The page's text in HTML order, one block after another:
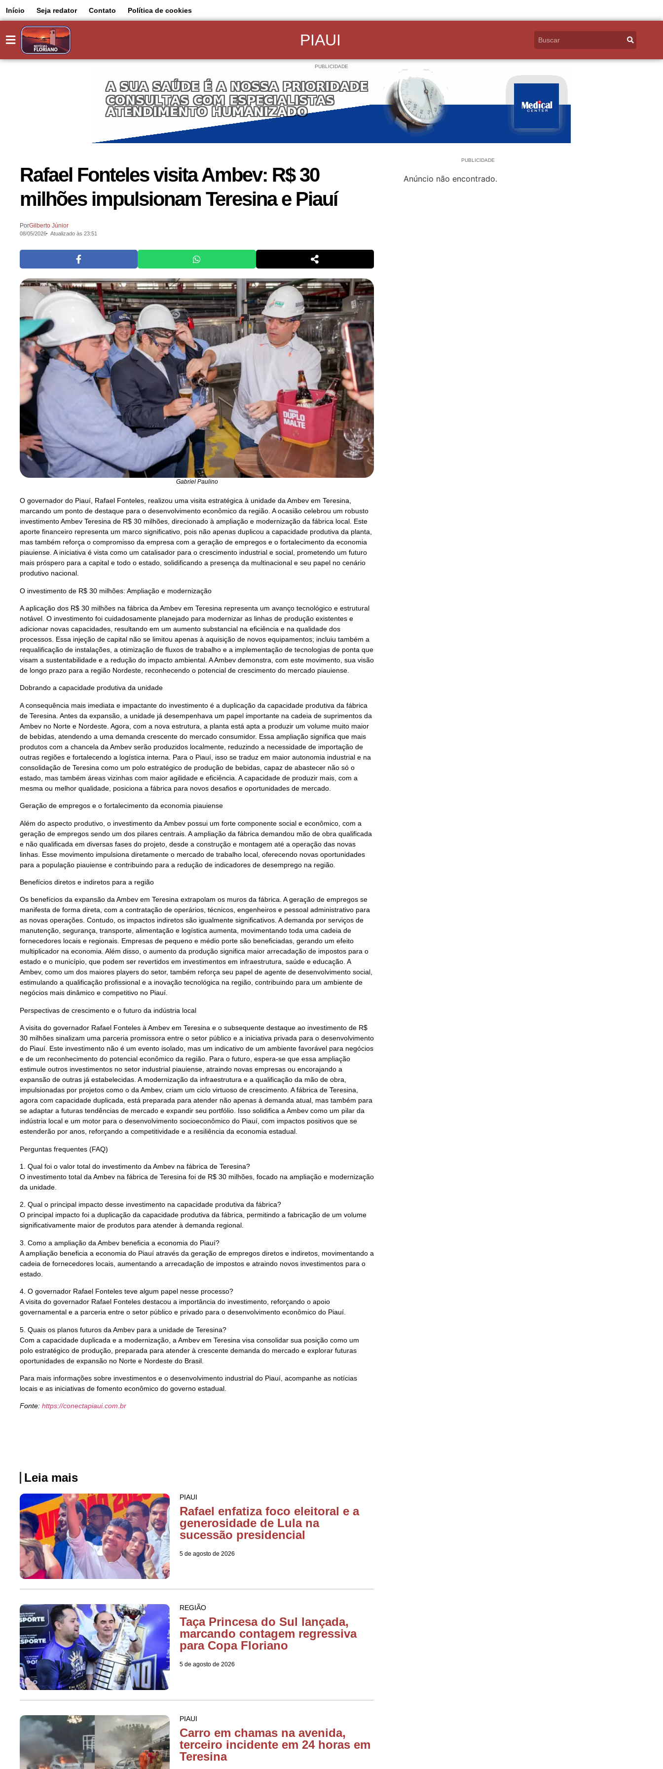
Início Seja redator Contato Política de cookies
PIAUI
PUBLICIDADE
Rafael Fonteles visita Ambev: R$ 30
milhões impulsionam Teresina e Piauí
PorGilberto Júnior
08/05/2026 Atualizado às 23:51
Gabriel Paulino
O governador do Piauí, Rafael Fonteles, realizou uma visita estratégica à unidade da Ambev em Teresina,
marcando um ponto de destaque para o desenvolvimento econômico da região. A ocasião celebrou um robusto
investimento Ambev Teresina de R$ 30 milhões, direcionado à ampliação e modernização da fábrica local. Este
aporte financeiro representa um marco significativo, pois não apenas duplicou a capacidade produtiva da planta,
mas também reforça o compromisso da empresa com a geração de empregos e o fortalecimento da economia
piauiense. A iniciativa é vista como um catalisador para o crescimento industrial e social, prometendo um futuro
mais próspero para a capital e todo o estado, solidificando a presença da multinacional e seu papel no cenário
produtivo nacional.
O investimento de R$ 30 milhões: Ampliação e modernização
A aplicação dos R$ 30 milhões na fábrica da Ambev em Teresina representa um avanço tecnológico e estrutural
notável. O investimento foi cuidadosamente planejado para modernizar as linhas de produção existentes e
adicionar novas capacidades, resultando em um aumento substancial na eficiência e na qualidade dos
processos. Essa injeção de capital não se limitou apenas à aquisição de novos equipamentos; incluiu também a
requalificação de instalações, a otimização de fluxos de trabalho e a implementação de tecnologias de ponta que
visam a sustentabilidade e a redução do impacto ambiental. A Ambev demonstra, com este movimento, sua visão
de longo prazo para a região Nordeste, reconhecendo o potencial de crescimento do mercado piauiense.
Dobrando a capacidade produtiva da unidade
A consequência mais imediata e impactante do investimento é a duplicação da capacidade produtiva da fábrica
de Teresina. Antes da expansão, a unidade já desempenhava um papel importante na cadeia de suprimentos da
Ambev no Norte e Nordeste. Agora, com a nova estrutura, a planta está apta a produzir um volume muito maior
de bebidas, atendendo a uma demanda crescente do mercado consumidor. Essa ampliação significa que mais
produtos com a chancela da Ambev serão produzidos localmente, reduzindo a necessidade de importação de
outras regiões e fortalecendo a logística interna. Para o Piauí, isso se traduz em maior autonomia industrial e na
consolidação de Teresina como um polo estratégico de produção de bebidas, capaz de abastecer não só o
estado, mas também áreas vizinhas com maior agilidade e eficiência. A capacidade de produzir mais, com a
mesma ou melhor qualidade, posiciona a fábrica para novos desafios e oportunidades de mercado.
Geração de empregos e o fortalecimento da economia piauiense
Além do aspecto produtivo, o investimento da Ambev possui um forte componente social e econômico, com a
geração de empregos sendo um dos pilares centrais. A ampliação da fábrica demandou mão de obra qualificada
e não qualificada em diversas fases do projeto, desde a construção e montagem até a operação das novas
linhas. Esse movimento impulsiona diretamente o mercado de trabalho local, oferecendo novas oportunidades
para a população piauiense e contribuindo para a redução de indicadores de desemprego na região.
Benefícios diretos e indiretos para a região
Os benefícios da expansão da Ambev em Teresina extrapolam os muros da fábrica. A geração de empregos se
manifesta de forma direta, com a contratação de operários, técnicos, engenheiros e pessoal administrativo para
as novas operações. Contudo, os impactos indiretos são igualmente significativos. A demanda por serviços de
manutenção, segurança, transporte, alimentação e logística aumenta, movimentando toda uma cadeia de
fornecedores locais e regionais. Empresas de pequeno e médio porte são beneficiadas, gerando um efeito
multiplicador na economia. Além disso, o aumento da produção significa maior arrecadação de impostos para o
estado e o município, que podem ser revertidos em investimentos em infraestrutura, saúde e educação. A
Ambev, como um dos maiores players do setor, também reforça seu papel de agente de desenvolvimento social,
estimulando a qualificação profissional e a inovação tecnológica na região, contribuindo para um ambiente de
negócios mais dinâmico e competitivo no Piauí.
Perspectivas de crescimento e o futuro da indústria local
A visita do governador Rafael Fonteles à Ambev em Teresina e o subsequente destaque ao investimento de R$
30 milhões sinalizam uma parceria promissora entre o setor público e a iniciativa privada para o desenvolvimento
do Piauí. Este investimento não é um evento isolado, mas um indicativo de um ambiente favorável para negócios
e de um reconhecimento do potencial econômico da região. Para o futuro, espera-se que essa ampliação
estimule outros investimentos no setor industrial piauiense, atraindo novas empresas ou encorajando a
expansão de outras já estabelecidas. A modernização da infraestrutura e a qualificação da mão de obra,
impulsionadas por projetos como o da Ambev, criam um ciclo virtuoso de crescimento. A fábrica de Teresina,
agora com capacidade duplicada, está preparada para atender não apenas à demanda atual, mas também para
se adaptar a futuras tendências de mercado e expandir seu portfólio. Isso solidifica a Ambev como um pilar da
indústria local e um motor para o desenvolvimento socioeconômico do Piauí, com impactos positivos que se
estenderão por anos, reforçando a competitividade e a resiliência da economia estadual.
Perguntas frequentes (FAQ)
1. Qual foi o valor total do investimento da Ambev na fábrica de Teresina?
O investimento total da Ambev na fábrica de Teresina foi de R$ 30 milhões, focado na ampliação e modernização
da unidade.
2. Qual o principal impacto desse investimento na capacidade produtiva da fábrica?
O principal impacto foi a duplicação da capacidade produtiva da fábrica, permitindo a fabricação de um volume
significativamente maior de produtos para atender à demanda regional.
3. Como a ampliação da Ambev beneficia a economia do Piauí?
A ampliação beneficia a economia do Piauí através da geração de empregos diretos e indiretos, movimentando a
cadeia de fornecedores locais, aumentando a arrecadação de impostos e atraindo novos investimentos para o
estado.
4. O governador Rafael Fonteles teve algum papel nesse processo?
A visita do governador Rafael Fonteles destacou a importância do investimento, reforçando o apoio
governamental e a parceria entre o setor público e privado para o desenvolvimento econômico do Piauí.
5. Quais os planos futuros da Ambev para a unidade de Teresina?
Com a capacidade duplicada e a modernização, a Ambev em Teresina visa consolidar sua posição como um
polo estratégico de produção, preparada para atender à crescente demanda do mercado e explorar futuras
oportunidades de expansão no Norte e Nordeste do Brasil.
Para mais informações sobre investimentos e o desenvolvimento industrial do Piauí, acompanhe as notícias
locais e as iniciativas de fomento econômico do governo estadual.
Fonte: https://conectapiaui.com.br
Leia mais
PIAUI
Rafael enfatiza foco eleitoral e a
generosidade de Lula na
sucessão presidencial
5 de agosto de 2026
REGIÃO
Taça Princesa do Sul lançada,
marcando contagem regressiva
para Copa Floriano
5 de agosto de 2026
PIAUI
Carro em chamas na avenida,
terceiro incidente em 24 horas em
Teresina
PUBLICIDADE
Anúncio não encontrado.